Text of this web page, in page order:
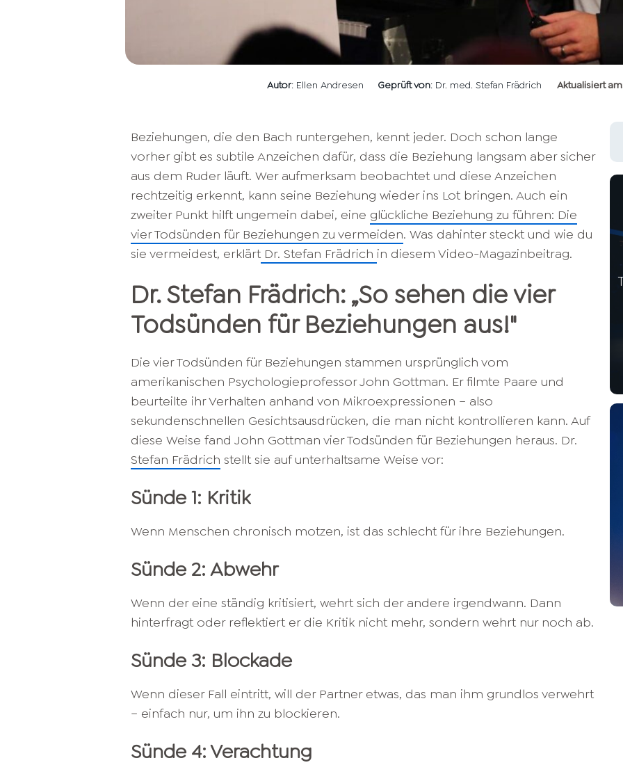
Autor: Ellen Andresen Geprüft von: Dr. med. Stefan Frädrich Aktualisiert
Beziehungen, die den Bach runtergehen, kennt jeder. Doch schon lange
vorher gibt es subtile Anzeichen dafür, dass die Beziehung langsam aber sicher
aus dem Ruder läuft. Wer aufmerksam beobachtet und diese Anzeichen
rechtzeitig erkennt, kann seine Beziehung wieder ins Lot bringen. Auch ein
zweiter Punkt hilft ungemein dabei, eine glückliche Beziehung zu führen: Die
vier Todsünden für Beziehungen zu vermeiden. Was dahinter steckt und wie du
sie vermeidest, erklärt Dr. Stefan Frädrich in diesem Video-Magazinbeitrag.
Dr. Stefan Frädrich: „So sehen die vier
Todsünden für Beziehungen aus!"
Die vier Todsünden für Beziehungen stammen ursprünglich vom
amerikanischen Psychologieprofessor John Gottman. Er filmte Paare und
beurteilte ihr Verhalten anhand von Mikroexpressionen – also
sekundenschnellen Gesichtsausdrücken, die man nicht kontrollieren kann. Auf
diese Weise fand John Gottman vier Todsünden für Beziehungen heraus. Dr.
Stefan Frädrich stellt sie auf unterhaltsame Weise vor:
Sünde 1: Kritik
Wenn Menschen chronisch motzen, ist das schlecht für ihre Beziehungen.
Sünde 2: Abwehr
Wenn der eine ständig kritisiert, wehrt sich der andere irgendwann. Dann
hinterfragt oder reflektiert er die Kritik nicht mehr, sondern wehrt nur noch ab.
Sünde 3: Blockade
Wenn dieser Fall eintritt, will der Partner etwas, das man ihm grundlos verwehrt
– einfach nur, um ihn zu blockieren.
Sünde 4: Verachtung